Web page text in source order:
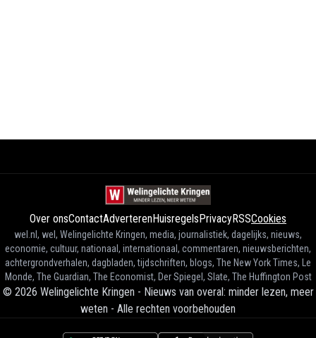
Over onsContactAdverterenHuisregelsPrivacyRSSCookies
wel.nl, wel, Welingelichte Kringen, media, journalistiek, dagelijks, nieuws,
economie, cultuur, nationaal, internationaal, commentaren, nieuwsberichten,
achtergrondverhalen, dagbladen, tijdschriften, blogs, The New York Times, Le
Monde, The Guardian, The Economist, Der Spiegel, Slate, The Huffington Post
© 2026 Welingelichte Kringen - Nieuws van overal: minder lezen, meer
weten - Alle rechten voorbehouden